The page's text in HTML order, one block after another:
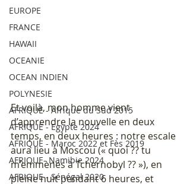
EUROPE
FRANCE
HAWAII
OCEANIE
OCEAN INDIEN
POLYNESIE
AFRIQUE - Afrique du Sud 2015
AFRIQUE - Egypte 2024
AFRIQUE - Maroc 2022 et Fès 2019
AFRIQUE- Namibie 2024
AFRIQUE - Sénégal 2020
Et voilà, mon homme vient
d’apprendre la nouvelle en deux
temps, en deux heures : notre escale
aura lieu à Moscou (« quoi ?? tu
m’emmènes à Tchernobyl ?? »), en
pleine nuit pendant 6 heures, et